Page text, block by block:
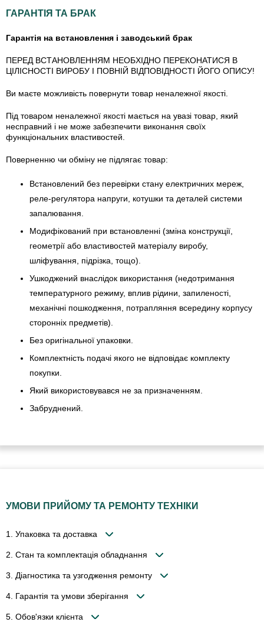
ГАРАНТІЯ ТА БРАК
Гарантія на встановлення і заводський брак
ПЕРЕД ВСТАНОВЛЕННЯМ НЕОБХІДНО ПЕРЕКОНАТИСЯ В
ЦІЛІСНОСТІ ВИРОБУ І ПОВНІЙ ВІДПОВІДНОСТІ ЙОГО ОПИСУ!
Ви маєте можливість повернути товар неналежної якості.
Під товаром неналежної якості мається на увазі товар, який
несправний і не може забезпечити виконання своїх
функціональних властивостей.
Поверненню чи обміну не підлягає товар:
Встановлений без перевірки стану електричних мереж,
реле-регулято­ра напруги, котушки та деталей системи
запалювання.
Модифікований при встановленні (зміна конструкції,
геометрії або властивостей матеріалу виробу,
шліфування, підрізка, тощо).
Ушкоджений внаслідок використання (недотримання
температурного режиму, вплив рідини, запиленості,
механічні пошкодження, потрапляння всередину корпусу
сторонніх предметів).
Без оригінальної упаковки.
Комплектність подачі якого не відповідає комплекту
покупки.
Який використовувався не за призначенням.
Забруднений.
УМОВИ ПРИЙОМУ ТА РЕМОНТУ ТЕХНІКИ
1. Упаковка та доставка
2. Стан та комплектація обладнання
3. Діагностика та узгодження ремонту
4. Гарантія та умови зберігання
5. Обов'язки клієнта